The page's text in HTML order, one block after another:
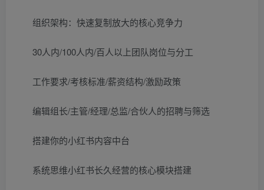
组织架构：快速复制放大的核心竞争力
30人内/100人内/百人以上团队岗位与分工
工作要求/考核标准/薪资结构/激励政策
编辑组长/主管/经理/总监/合伙人的招聘与筛选
搭建你的小红书内容中台
系统思维小红书长久经营的核心模块搭建